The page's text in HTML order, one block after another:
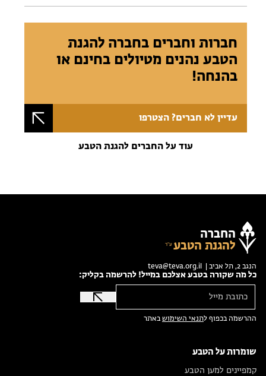
חברות וחברים בחברה להגנת
הטבע נהנים מטיולים בחינם או
בהנחה!
עדיין לא חברים? הצטרפו
עוד על החברים להגנת הטבע
החברה
להגנת הטבע
הנגב 2, תל אביב | teva@teva.org.il
כל מה שקורה בטבע אצלכם במייל! להרשמה בקליק:
ההרשמה בכפוף לתנאי השימושבאתר
שומרות על הטבע
קמפיינים למען הטבע